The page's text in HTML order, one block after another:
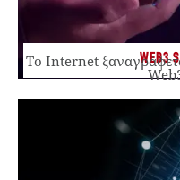
WEB3
Το Internet